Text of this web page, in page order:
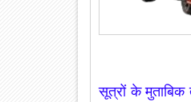
सूत्रों के